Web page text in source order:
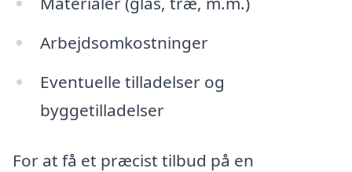
Arbejdsomkostninger
Eventuelle tilladelser og
byggetilladelser
For at få et præcist tilbud på en